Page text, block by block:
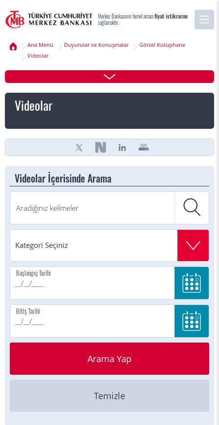
Merkez Bankasının temel amacıfiyat istikrarını
sağlamaktır.
Ana Menü Duyurular ve Konuşmalar
Görsel Kütüphane
Videolar
Videolar
Videolar İçerisinde Arama
Başlangıç Tarihi
Bitiş Tarihi